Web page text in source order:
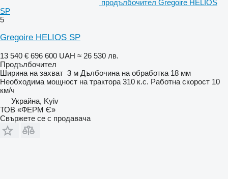
продълбочител Gregoire HELIOS
SP
5
Gregoire HELIOS SP
13 540 € 696 600 UAH ≈ 26 530 лв.
Продълбочител
Ширина на захват 3 м Дълбочина на обработка 18 мм
Необходима мощност на трактора 310 к.с. Работна скорост 10
км/ч
Украйна, Kyiv
ТОВ «ФЕРМ Є»
Свържете се с продавача